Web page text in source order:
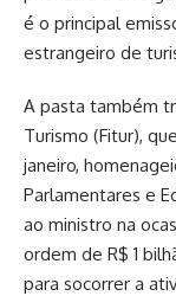
é o principal
estrangeiro de
A pasta também
Turismo (Fitur),
janeiro,
Parlamentares e
ao ministro na
ordem de R$ 1
para socorrer a